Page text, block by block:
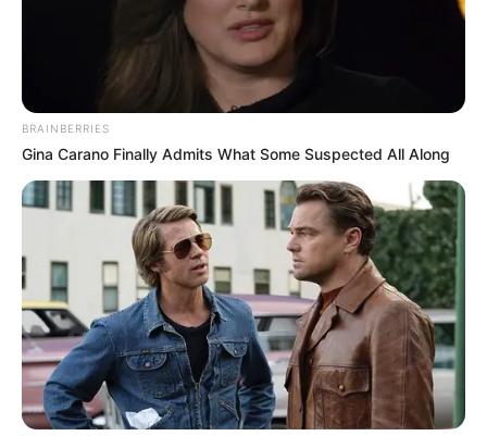
pakai lem tembak
BRAINBERRIES
Gina Carano Finally Admits What Some Suspected All Along